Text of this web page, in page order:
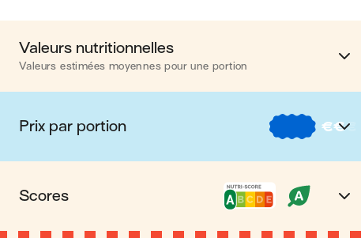
Valeurs nutritionnelles
Valeurs estimées moyennes pour une portion
Calories 344 kcal
Matières grasses 5 g
Prix par portion €€€
€ Nos recettes à -2 € par portion
Nos recettes entre 2 € et 4 € par portion
Scores
Nutri-score A